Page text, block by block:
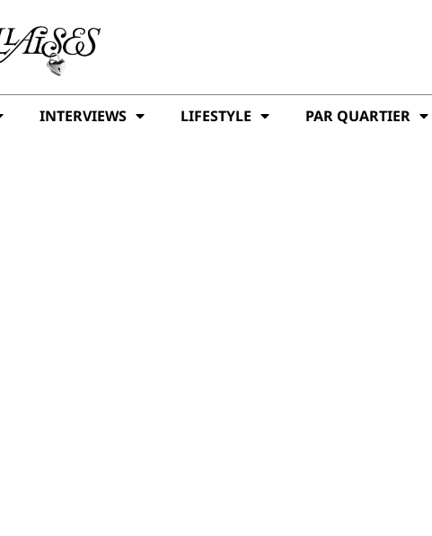
INTERVIEWS LIFESTYLE PAR QUARTIER